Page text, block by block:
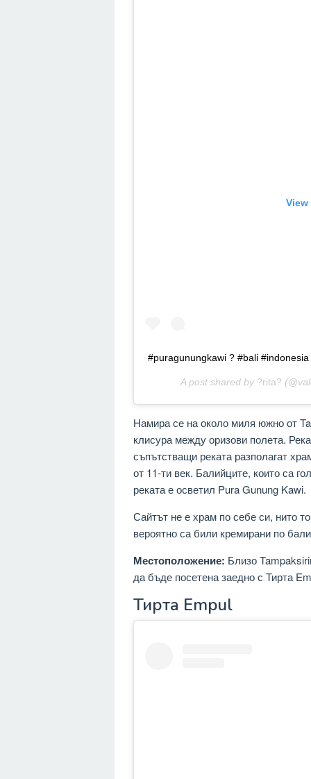
#puragunungkawi ? #bali #indonesia
A post shared by ?rita?
Намира се на около миля южно от
клисура между оризови полета.
съпътстващи реката разполагат
от 11-ти век. Балийците, които са
реката е осветил Pura Gunung Kawi.
Сайтът не е храм по себе си, нито
вероятно са били кремирани по
Местоположение: Близо
да бъде посетена заедно с Тирта
Тирта Empul